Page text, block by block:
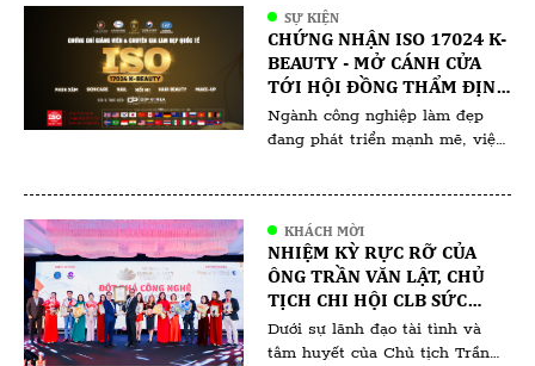
và sức khỏe. Với tấm lòng nhân
ái và sự kiên trì, cô đã và đang
tiếp tục hành […]
SỰ KIỆN
CHỨNG NHẬN ISO 17024 K-
BEAUTY - MỞ CÁNH CỬA
TỚI HỘI ĐỒNG THẨM ĐỊNH
VÀ HỘI ĐỒNG ĐÀO TẠO
Ngành công nghiệp làm đẹp
đang phát triển mạnh mẽ, việc
hội nghề nghiệp đáng giá. Một
trong những chứng nhận nổi
bật và được đánh giá cao hiện
nay là chúng nhận ISO 17024
[…]
KHÁCH MỜI
NHIỆM KỲ RỰC RỠ CỦA
ÔNG TRẦN VĂN LẬT, CHỦ
TỊCH CHI HỘI CLB SỨC
KHỎE SẮC ĐẸP VIỆT NAM
(VHBA) TRỰC THUỘC HỘI
Dưới sự lãnh đạo tài tình và
tâm huyết của Chủ tịch Trần